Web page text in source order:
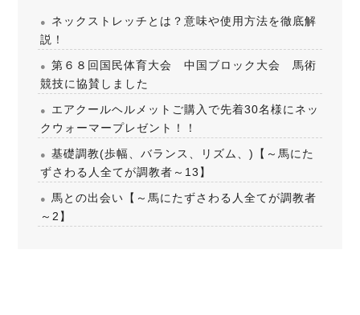
ネックストレッチとは？意味や使用方法を徹底解
説！
第６８回国民体育大会 中国ブロック大会 馬術
競技に協賛しました
エアクールヘルメットご購入で先着30名様にネッ
クウォーマープレゼント！！
基礎調教(歩幅、バランス、リズム、)【～馬にた
ずさわる人全てが調教者～13】
馬との出会い【～馬にたずさわる人全てが調教者
～2】